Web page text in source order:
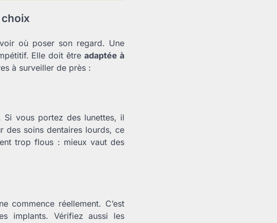
où poser son regard. Une
Elle doit êtreadaptée à
à surveiller de près :
Si vous portez des lunettes, il
des soins dentaires lourds, ce
trop flous : mieux vaut des
commence réellement. C’est
implants. Vérifiez aussi les